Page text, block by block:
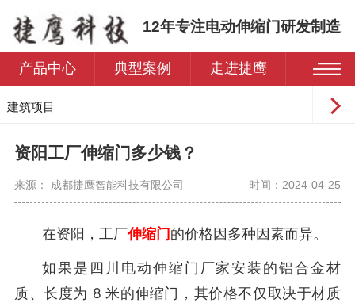
12年专注电动伸缩门研发制造
产品中心 典型案例 走进捷鹰
建筑项目
学校
医院
资阳工厂伸缩门多少钱？
来源： 成都捷鹰智能科技有限公司 时间：2024-04-25
在资阳，工厂伸缩门的价格因多种因素而异。
如果是四川电动伸缩门厂家安装的铝合金材
质、长度为 8 米的伸缩门，其价格不仅取决于材质